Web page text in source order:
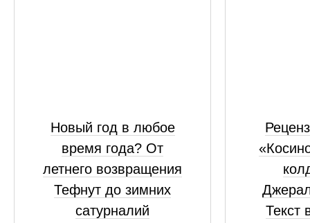
Новый год в любое
время года? От
летнего возвращения
Тефнут до зимних
сатурналий
Текст